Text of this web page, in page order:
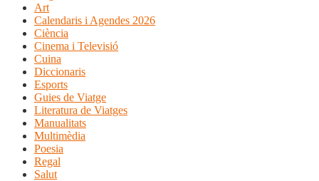
Art
Calendaris i Agendes 2026
Ciència
Cinema i Televisió
Cuina
Diccionaris
Esports
Guies de Viatge
Literatura de Viatges
Manualitats
Multimèdia
Poesia
Regal
Salut